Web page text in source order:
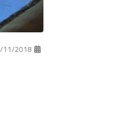
11/2018